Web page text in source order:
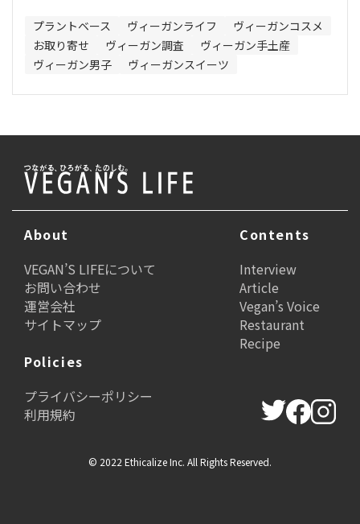
プラントベース ヴィーガンライフ
ヴィーガンコスメ
お取り寄せ
ヴィーガン調査
ヴィーガン手土産
ヴィーガン男子
ヴィーガンスイーツ
About
VEGAN’S LIFEについて
お問い合わせ
運営会社
サイトマップ
Contents
Interview
Article
Vegan’s Voice
Restaurant
Recipe
Policies
プライバシーポリシー
利用規約
© 2022 Ethicalize Inc. All Rights Reserved.